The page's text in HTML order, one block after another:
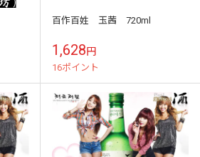
百作百姓 玉茜 720ml
1,628円
16ポイント